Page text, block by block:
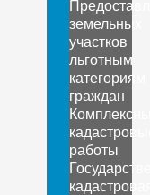
земельных
участков
льготным
категориям
граждан
работы